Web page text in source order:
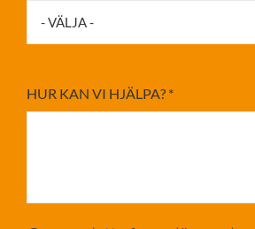
HUR KAN VI HJÄLPA? *